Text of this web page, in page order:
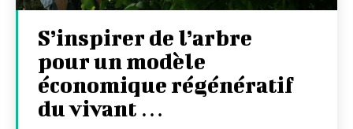
S’inspirer de l’arbre
pour un modèle
économique régénératif
du vivant …